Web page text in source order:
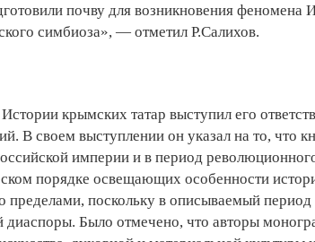
почву для возникновения феномена
симбиоза», — отметил Р.Салихов.
крымских татар выступил его
В своем выступлении он указал на то, что
империи и в период
порядке освещающих особенности
пределами, поскольку в описываемый период
Было отмечено, что авторы